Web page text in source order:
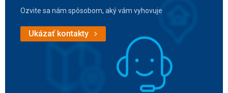
Ozvite sa nám spôsobom, aký vám vyhovuje
Ukázať kontakty